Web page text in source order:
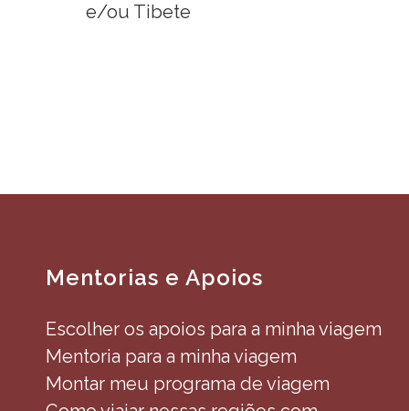
e/ou Tibete
Mentorias e Apoios
Escolher os apoios para a minha viagem
Mentoria para a minha viagem
Montar meu programa de viagem